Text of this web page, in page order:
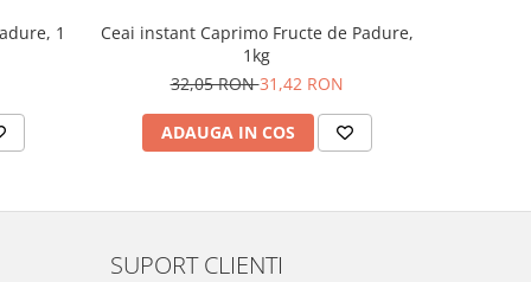
1
Ceai instant Caprimo Fructe de Padure,
1kg
32,05 RON31,42 RON
ADAUGA IN COS
SUPORT CLIENTI